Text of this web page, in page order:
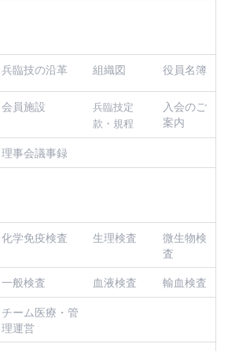
兵臨技の沿革 組織図 役員名簿
会員施設
兵臨技定
款・規程
入会のご
案内
理事会議事録
化学免疫検査 生理検査
微生物検
査
一般検査 血液検査
輸血検査
チーム医療・管
理運営